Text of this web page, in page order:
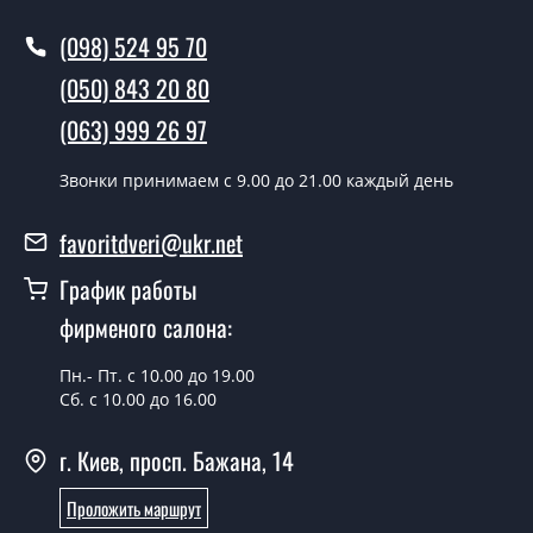
Вы производите установку
межкомнатных дверей ТМ Фаворит?
Да производим. Монтаж межкомнатных дверей ТМ
Фаворит производится согласно очереди, во все дни
Сколько стоит установка дверей
«Techno-20-polotno»?
Стоимость установки дверей «Techno-20-polotno» - от
Можно на сегодня вызвать
Да можно.
У вас есть в наличии готовые
(098) 524 95 70
(050) 843 20 80
(063) 999 26 97
Звонки принимаем c 9.00 до 21.00 каждый день
favoritdveri@ukr.net
График работы
фирменого салона:
Пн.- Пт. с 10.00 до 19.00
Сб. с 10.00 до 16.00
г. Киев, просп. Бажана, 14
Проложить маршрут